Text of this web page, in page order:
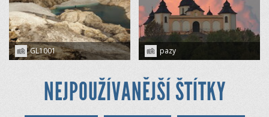
GL1001 pazy
NEJPOUŽÍVANĚJŠÍ ŠTÍTKY